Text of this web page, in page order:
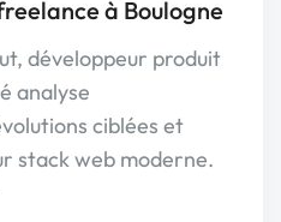
à Boulogne
développeur produit
analyse
ciblées et
stack web moderne.